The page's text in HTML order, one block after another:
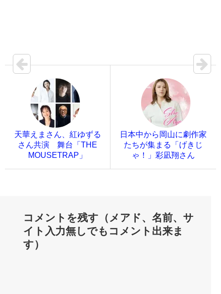
天華えまさん、紅ゆずる
さん共演 舞台「THE
MOUSETRAP」
日本中から岡山に劇作家
たちが集まる「げきじ
ゃ！」彩凪翔さん
コメントを残す（メアド、名前、サ
イト入力無しでもコメント出来ま
す）